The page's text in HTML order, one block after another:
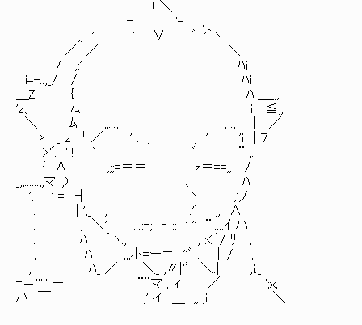
| ! ＼
_ ┘ '- ,
,, ' . ' ∨ ﾞ '｀ヽ
／ ／ ＼
/ ,:' ﾊi
i=-..,_/ / ﾊi
＿Z { ﾊ!＿_,,
'z、 ム i ≦,,
＼ ﾑ ,,..., _ , ., | ／
ゝ _ ｚ‐┘／ ' : , , ' 'i | ７
>'ﾞ._ ' ! ﾞ ￣ ￣ ﾞ ￣ ¨ ,.!'
{ ∧ ,;;=＝＝ z＝==,, /
_,,......,,マ ',) 、 ﾊ
', ' =- ┤ ヽ ,',/
. | ',_ , .'ﾞ ,, ∧
. , ＼' ...:‐; ‐ :: ' '' ¨.....ｲ ハ
. ﾊ ｀ヽ., , :<´/ ﾘ ,
, ﾊ _,,,ホ=ー＝ ''ﾞ_.. | ./ ,
, ﾊ_ ／ | ＼_ ,〃|'ﾞ ＼.| ,i._
=＝''''' ー ¨¨マ , ィ ／ ';x,
ハ ￣ ;' イ ＿ ,, ,i ＼